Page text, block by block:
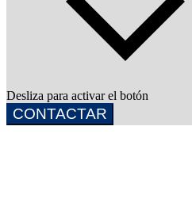
Desliza para activar el botón
CONTACTAR